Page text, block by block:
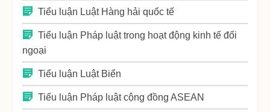
Tiểu luận Luật Hàng hải quốc tế
Tiểu luận Pháp luật trong hoạt động kinh tế đối
ngoại
Tiểu luận Luật Biển
Tiểu luận Pháp luật cộng đồng ASEAN